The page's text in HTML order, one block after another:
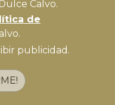
Calvo.
de
publicidad.